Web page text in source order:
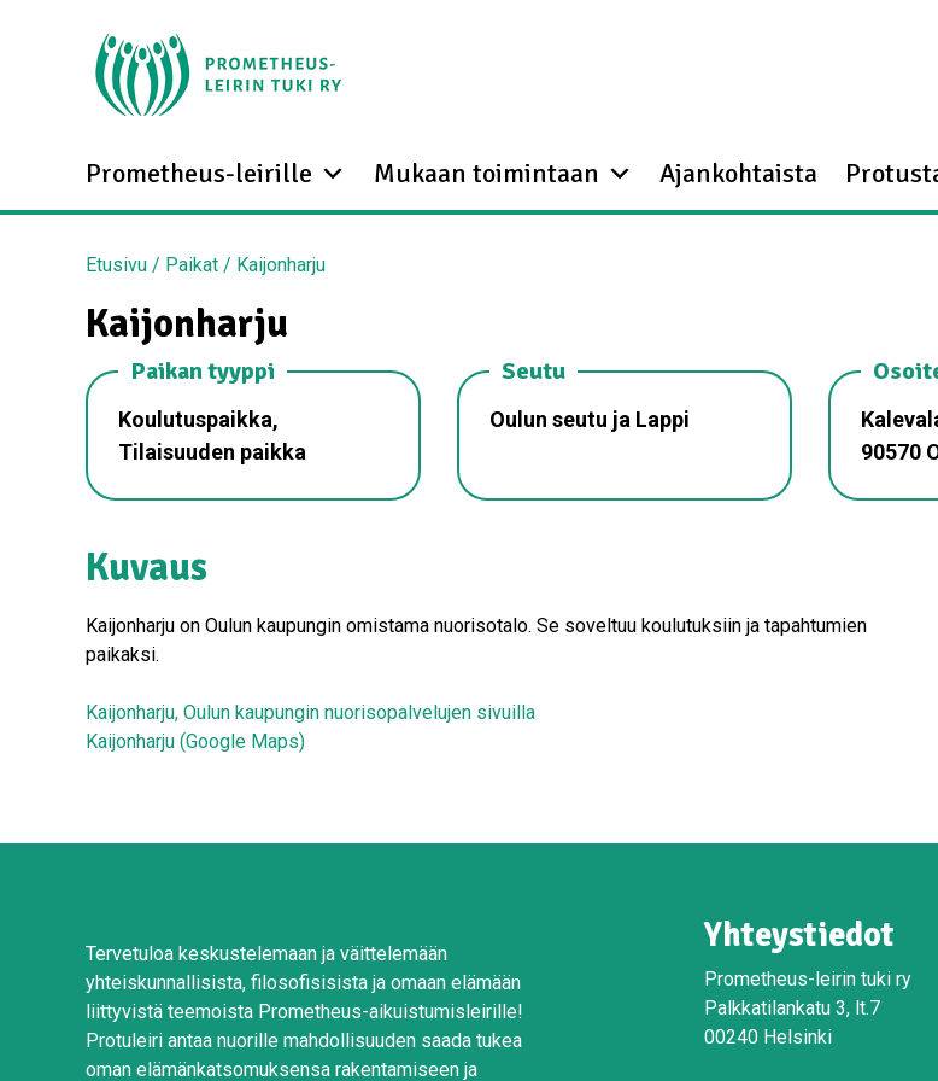
Prometheus-leirille Mukaan toimintaan Ajankohtaista
Etusivu / Paikat / Kaijonharju
Kaijonharju
Paikan tyyppi
Koulutuspaikka,
Tilaisuuden paikka
Seutu
Oulun seutu ja Lappi
90570
Kuvaus
Kaijonharju on Oulun kaupungin omistama nuorisotalo. Se soveltuu koulutuksiin ja tapahtumien
paikaksi.
Kaijonharju, Oulun kaupungin nuorisopalvelujen sivuilla
Kaijonharju (Google Maps)
Tervetuloa keskustelemaan ja väittelemään
yhteiskunnallisista, filosofisisista ja omaan elämään
liittyvistä teemoista Prometheus-aikuistumisleirille!
Protuleiri antaa nuorille mahdollisuuden saada tukea
oman elämänkatsomuksensa rakentamiseen ja
Yhteystiedot
Prometheus-leirin tuki ry
Palkkatilankatu 3, lt.7
00240 Helsinki